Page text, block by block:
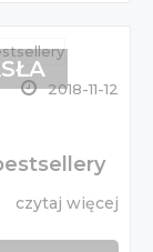
2018-11-12
czytaj więcej